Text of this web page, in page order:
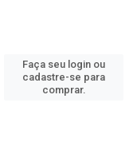
Faça seu login ou
cadastre-se para
comprar.